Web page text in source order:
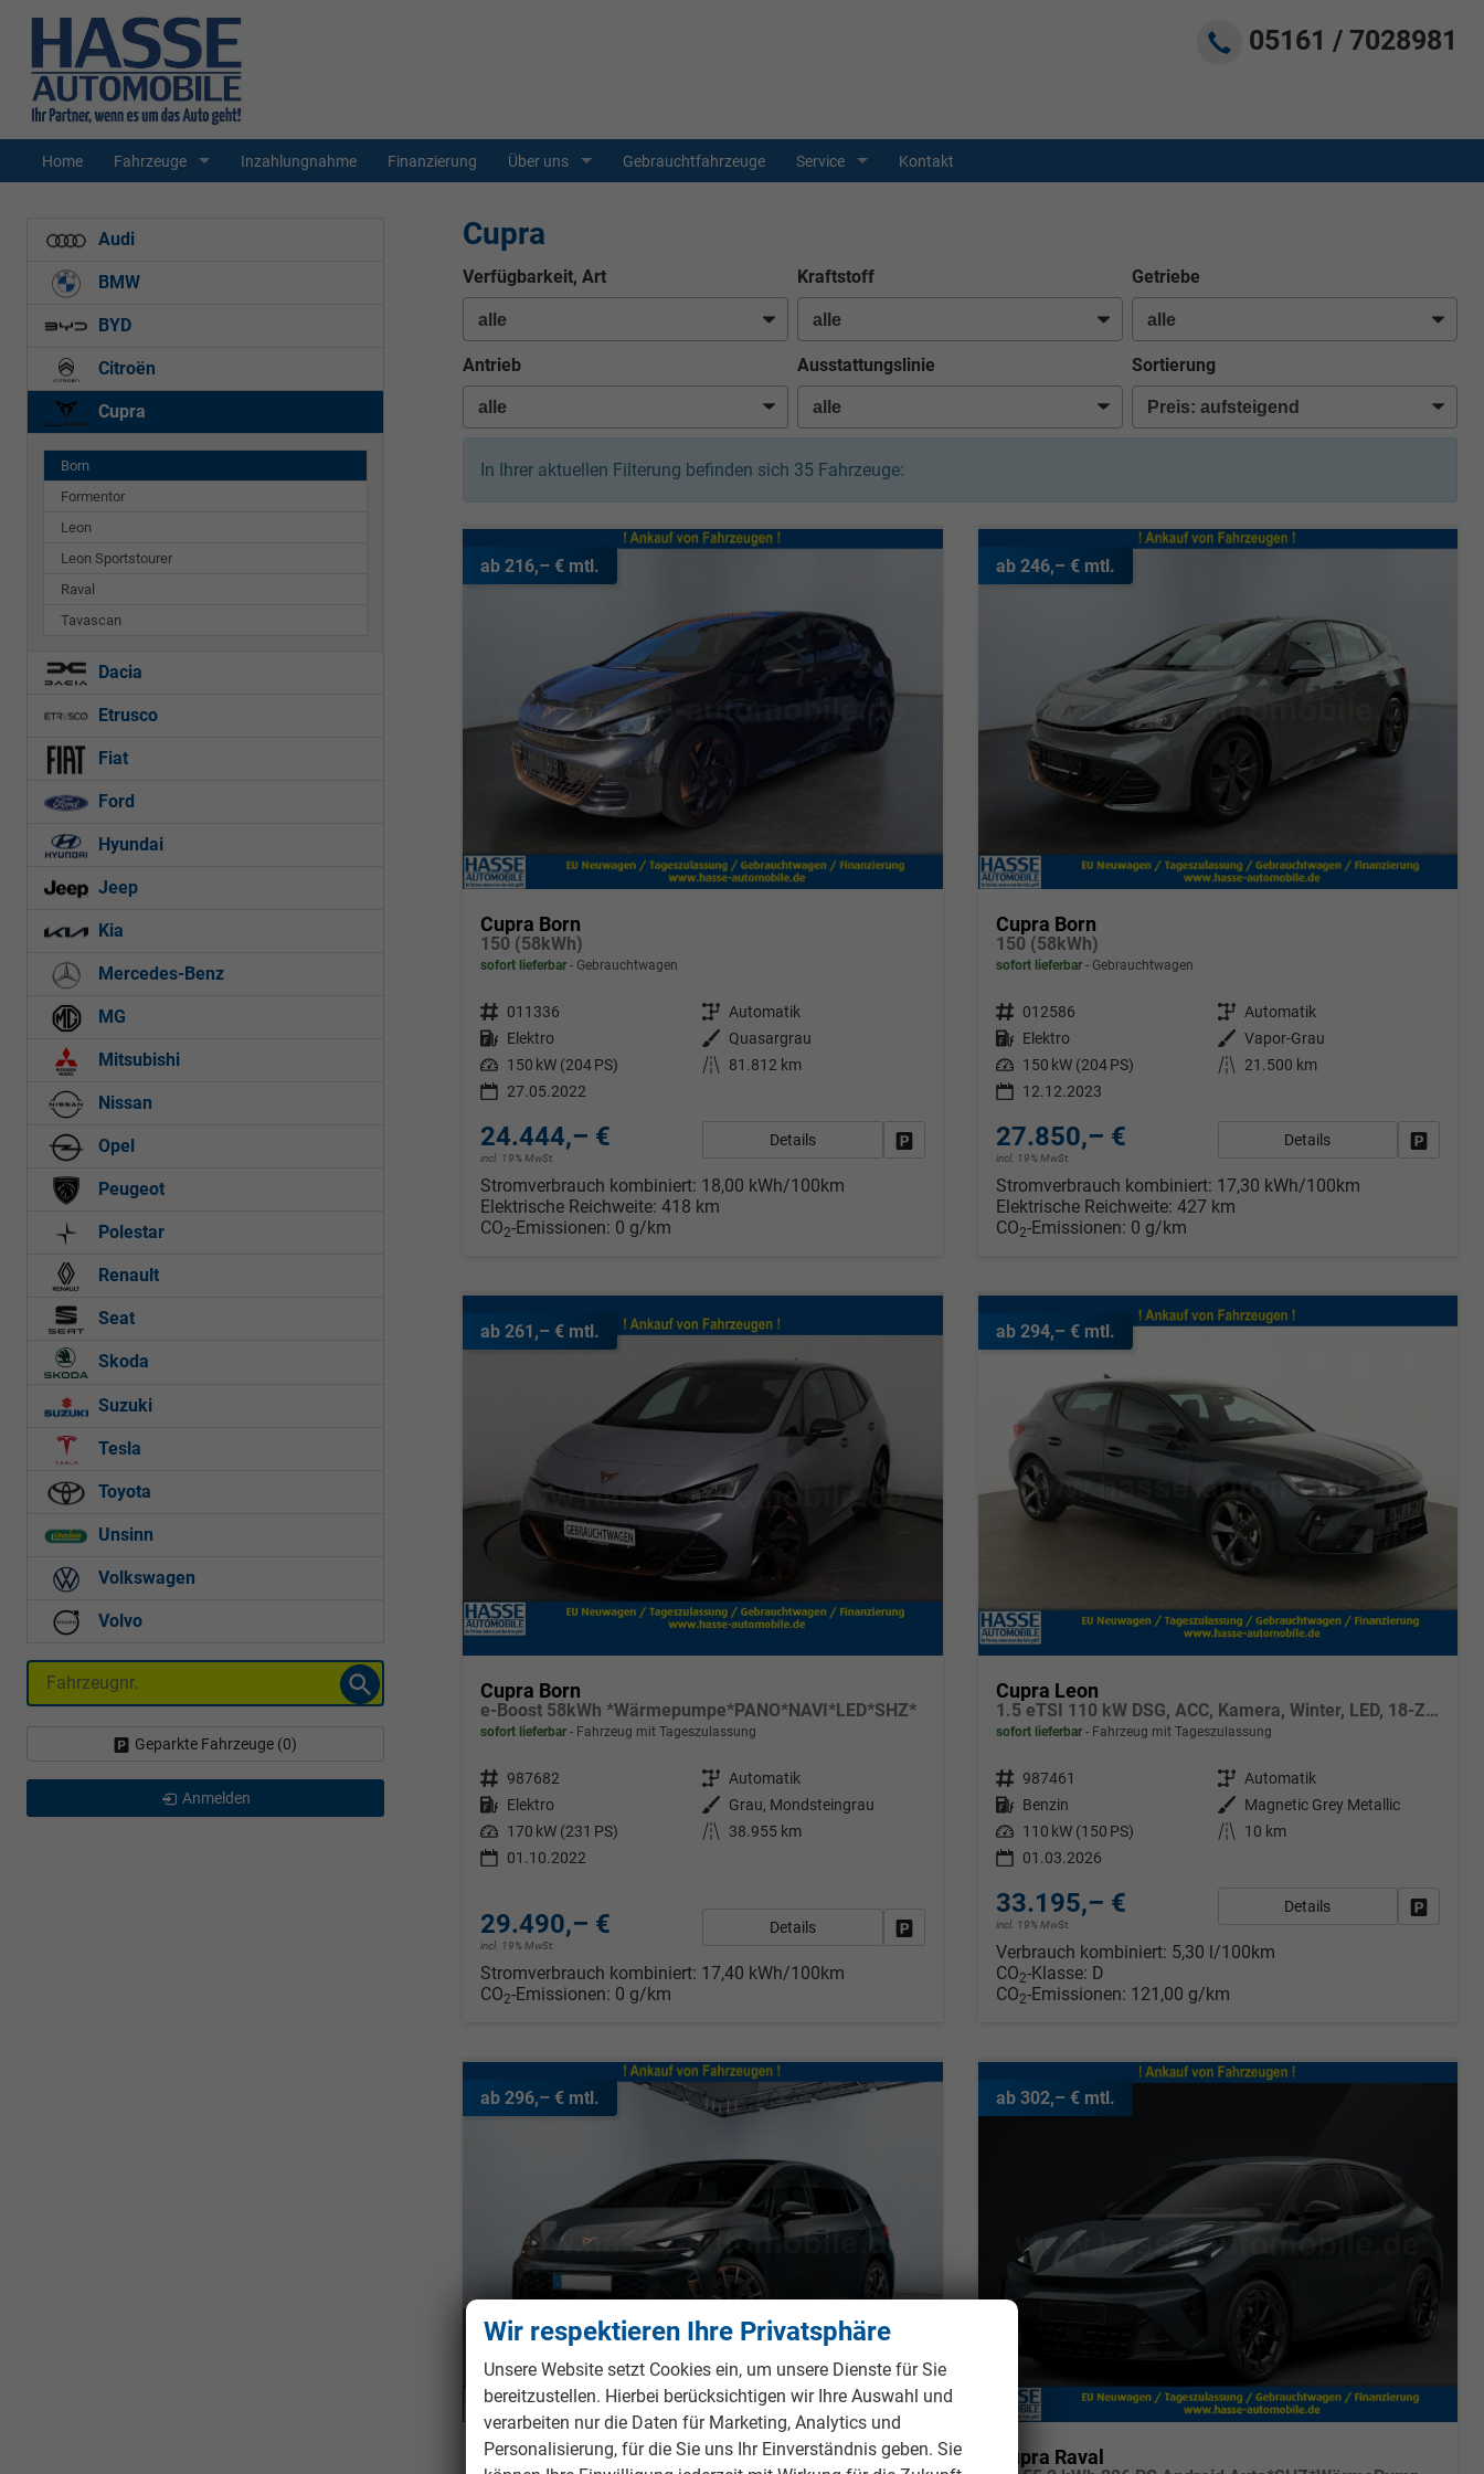
05161 / 7028981
Home Fahrzeuge Inzahlungnahme Finanzierung Über uns Gebrauchtfahrzeuge Service Kontakt
Cupra
Verfügbarkeit, Art Kraftstoff Getriebe
Antrieb Ausstattungslinie Sortierung
In Ihrer aktuellen Filterung befinden sich 35 Fahrzeuge:
ab 216,– € mtl.
Cupra Born
150 (58kWh)
sofort lieferbar Gebrauchtwagen
Fahrzeugnr. 011336 Getriebe Automatik
Kraftstoff Elektro Außenfarbe
Quasargrau
Leistung 150 kW (204 PS) Kilometerstand
81.812 km
27.05.2022
24.444,– €
incl. 19% MwSt.
Details Fahrzeug parken
Stromverbrauch kombiniert: 18,00 kWh/100km
Elektrische Reichweite: 418 km
CO2-Emissionen: 0 g/km
ab 246,– € mtl.
Cupra Born
150 (58kWh)
sofort lieferbar Gebrauchtwagen
Fahrzeugnr. 012586 Getriebe Automatik
Kraftstoff Elektro Außenfarbe Vapor-Grau
Leistung 150 kW (204 PS) Kilometerstand
21.500 km
12.12.2023
27.850,– €
incl. 19% MwSt.
Details
Stromverbrauch kombiniert: 17,30 kWh/100km
Elektrische Reichweite: 427 km
CO2-Emissionen: 0 g/km
ab 261,– € mtl.
Cupra Born
e-Boost 58kWh *Wärmepumpe*PANO*NAVI*LED*SHZ*
sofort lieferbar Fahrzeug mit Tageszulassung
Fahrzeugnr. 987682 Getriebe Automatik
Kraftstoff Elektro Außenfarbe
Grau, Mondsteingrau
Leistung 170 kW (231 PS) Kilometerstand
38.955 km
01.10.2022
29.490,– €
incl. 19% MwSt.
Details Fahrzeug parken
Stromverbrauch kombiniert: 17,40 kWh/100km
CO2-Emissionen: 0 g/km
ab 294,– € mtl.
Cupra Leon
1.5 eTSI 110 kW DSG, ACC, Kamera, Winter, LED, 18-Zoll, sofort
sofort lieferbar Fahrzeug mit Tageszulassung
Fahrzeugnr. 987461 Getriebe Automatik
Kraftstoff Benzin Außenfarbe
Magnetic Grey Metallic
Leistung 110 kW (150 PS) Kilometerstand
10 km
01.03.2026
33.195,– €
incl. 19% MwSt.
Details
Verbrauch kombiniert: 5,30 l/100km
CO2-Klasse: D
CO2-Emissionen: 121,00 g/km
ab 296,– € mtl.
Cupra Born
ab 302,– € mtl.
Cupra Raval
Audi
BMW
BYD
Citroën
Cupra
Born
Formentor
Leon
Leon Sportstourer
Raval
Tavascan
Dacia
Etrusco
Fiat
Ford
Hyundai
Jeep
Kia
Mercedes-Benz
MG
Mitsubishi
Nissan
Opel
Peugeot
Polestar
Renault
Seat
Skoda
Suzuki
Tesla
Toyota
Unsinn
Volkswagen
Volvo
Fahrzeugnr.
Geparkte Fahrzeuge (0)
Anmelden
Wir respektieren Ihre Privatsphäre
Unsere Website setzt Cookies ein, um unsere Dienste für Sie
bereitzustellen. Hierbei berücksichtigen wir Ihre Auswahl und
verarbeiten nur die Daten für Marketing, Analytics und
Personalisierung, für die Sie uns Ihr Einverständnis geben. Sie